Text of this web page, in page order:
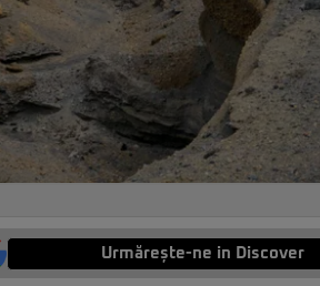
Urmărește-ne in Discover